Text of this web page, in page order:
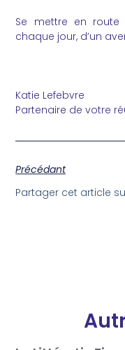
Se mettre en route
chaque jour, d’un
Katie Lefebvre
Partenaire de votre
Précédant
Partager cet article